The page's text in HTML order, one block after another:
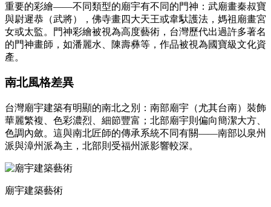
重要的彩繪——不同類型的廟宇有不同的門神：武廟畫秦叔寶
與尉遲恭（武將），佛寺畫四大天王或韋馱護法，媽祖廟畫宮
女或太監。門神彩繪被視為高度藝術，台灣歷代出過許多著名
的門神畫師，如潘麗水、陳壽彝等，作品被視為國寶級文化資
產。
南北風格差異
台灣廟宇建築有明顯的南北之別：南部廟宇（尤其台南）裝飾
華麗繁複、色彩濃烈、細節豐富；北部廟宇則偏向簡潔大方、
色調內斂。這與南北匠師的傳承系統不同有關——南部以泉州
派與漳州派為主，北部則受福州派影響較深。
廟宇建築藝術